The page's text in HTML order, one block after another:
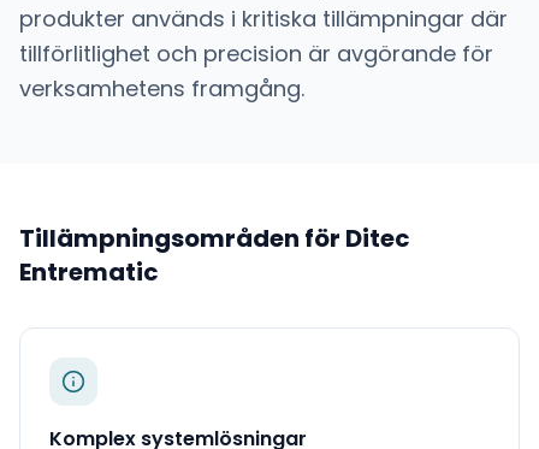
produkter används i kritiska tillämpningar där
tillförlitlighet och precision är avgörande för
verksamhetens framgång.
Tillämpningsområden för Ditec
Entrematic
Komplex systemlösningar